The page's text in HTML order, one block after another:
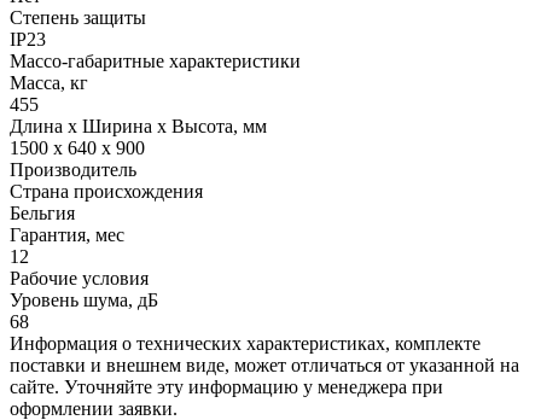
Степень защиты
IP23
Массо-габаритные характеристики
Масса, кг
455
Длина х Ширина х Высота, мм
1500 x 640 x 900
Производитель
Страна происхождения
Бельгия
Гарантия, мес
12
Рабочие условия
Уровень шума, дБ
68
Информация о технических характеристиках, комплекте
поставки и внешнем виде, может отличаться от указанной на
сайте. Уточняйте эту информацию у менеджера при
оформлении заявки.